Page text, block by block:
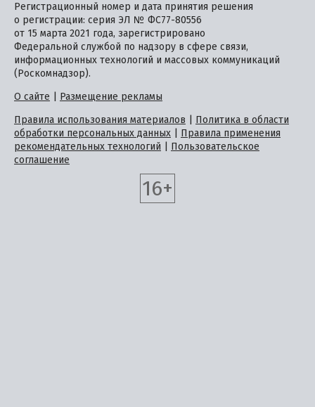
Регистрационный номер и дата принятия решения
о регистрации: серия ЭЛ № ФС77-80556
от 15 марта 2021 года, зарегистрировано
Федеральной службой по надзору в сфере связи,
информационных технологий и массовых коммуникаций
(Роскомнадзор).
О сайте
Размещение рекламы
Правила использования материалов
Политика в области
обработки персональных данных
Правила применения
рекомендательных технологий
Пользовательское
соглашение
16+